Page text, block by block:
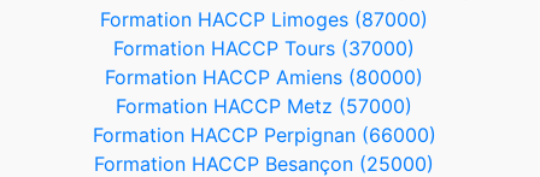
Formation HACCP Limoges (87000)
Formation HACCP Tours (37000)
Formation HACCP Amiens (80000)
Formation HACCP Metz (57000)
Formation HACCP Perpignan (66000)
Formation HACCP Besançon (25000)